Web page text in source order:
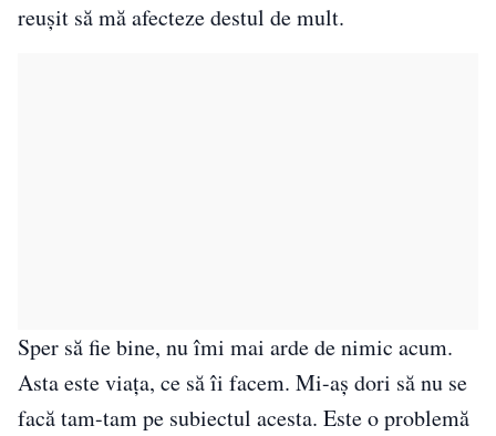
reușit să mă afecteze destul de mult.
Sper să fie bine, nu îmi mai arde de nimic acum.
Asta este viața, ce să îi facem. Mi-aș dori să nu se
facă tam-tam pe subiectul acesta. Este o problemă